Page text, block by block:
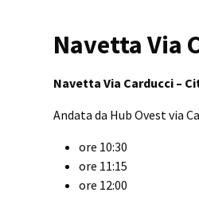
Navetta Via
Navetta Via Carducci –
Andata da Hub Ovest via
ore 10:30
ore 11:15
ore 12:00